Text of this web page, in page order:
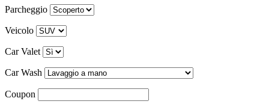
Parcheggio
Veicolo
Car Valet
Car Wash
Coupon